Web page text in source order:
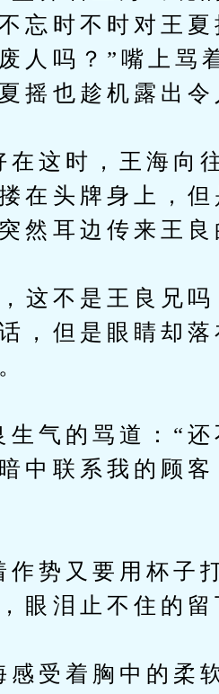
忘时不时对王
人吗？”嘴上骂
摇也趁机露出
这时，王海向往
在头牌身上，
然耳边传来王
不是王良兄吗
，但是眼睛却
气的骂道：“还
中联系我的顾
势又要用杯子
眼泪止不住的留
受着胸中的柔